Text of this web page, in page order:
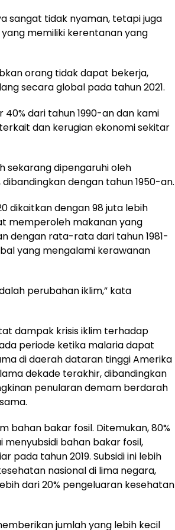
sangat tidak nyaman, tetapi juga
memiliki kerentanan yang
orang tidak dapat bekerja,
secara global pada tahun 2021.
dari tahun 1990-an dan kami
dan kerugian ekonomi sekitar
sekarang dipengaruhi oleh
dengan tahun 1950-an.
dikaitkan dengan 98 juta lebih
memperoleh makanan yang
dengan rata-rata dari tahun 1981-
yang mengalami kerawanan
perubahan iklim,” kata
dampak krisis iklim terhadap
periode ketika malaria dapat
di daerah dataran tinggi Amerika
dekade terakhir, dibandingkan
penularan demam berdarah
bahan bakar fosil. Ditemukan, 80%
bahan bakar fosil,
pada tahun 2019. Subsidi ini lebih
nasional di lima negara,
dari 20% pengeluaran kesehatan
jumlah yang lebih kecil